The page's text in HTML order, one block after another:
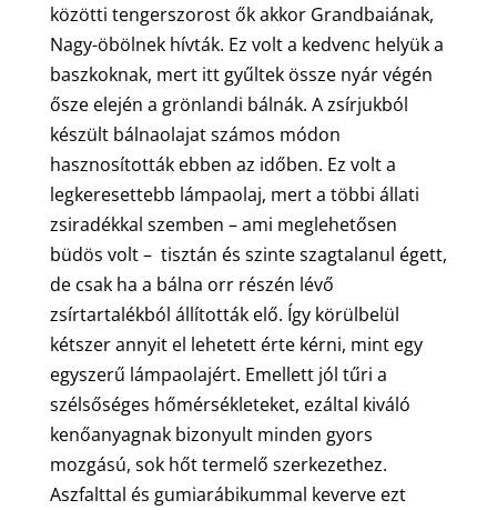
közötti tengerszorost ők akkor Grandbaiának,
Nagy-öbölnek hívták. Ez volt a kedvenc helyük a
baszkoknak, mert itt gyűltek össze nyár végén
ősze elején a grönlandi bálnák. A zsírjukból
készült bálnaolajat számos módon
hasznosították ebben az időben. Ez volt a
legkeresettebb lámpaolaj, mert a többi állati
zsiradékkal szemben – ami meglehetősen
büdös volt – tisztán és szinte szagtalanul égett,
de csak ha a bálna orr részén lévő
zsírtartalékból állították elő. Így körülbelül
kétszer annyit el lehetett érte kérni, mint egy
egyszerű lámpaolajért. Emellett jól tűri a
szélsőséges hőmérsékleteket, ezáltal kiváló
kenőanyagnak bizonyult minden gyors
mozgású, sok hőt termelő szerkezethez.
Aszfalttal és gumiarábikummal keverve ezt